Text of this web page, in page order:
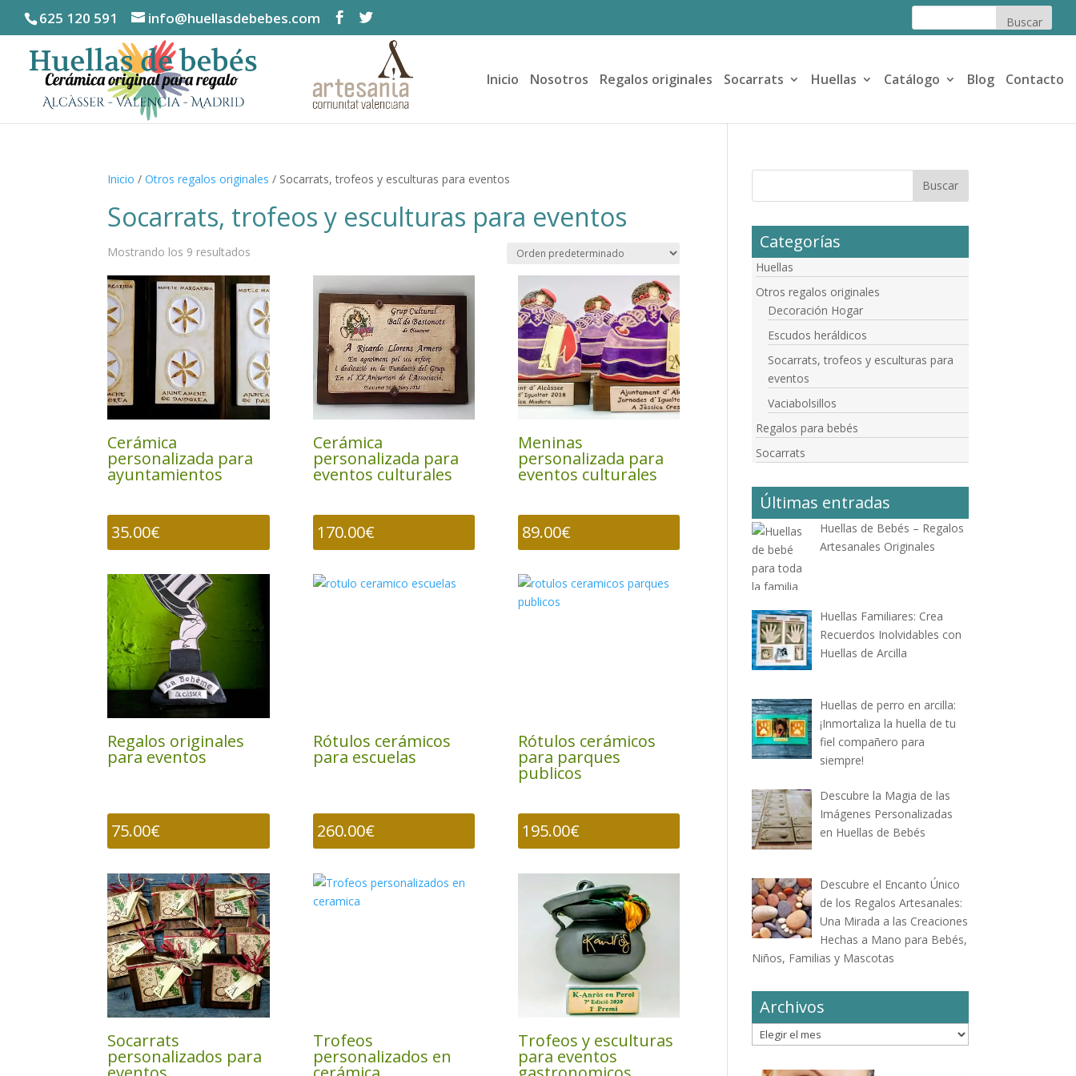
625 120 591 info@huellasdebebes.com
Inicio Nosotros Regalos originales Socarrats Huellas Catálogo Blog Contacto
Inicio /Otros regalos originales / Socarrats, trofeos y esculturas para eventos
Socarrats, trofeos y esculturas para eventos
Mostrando los 9 resultados
Cerámica
personalizada para
ayuntamientos
35.00€
Cerámica
personalizada para
eventos culturales
170.00€
Meninas
personalizada para
eventos culturales
89.00€
Regalos originales
para eventos
75.00€
Rótulos cerámicos
para escuelas
260.00€
Rótulos cerámicos
para parques
publicos
195.00€
Socarrats
personalizados para
Trofeos
personalizados en
Trofeos y esculturas
para eventos
Categorías
Huellas
Otros regalos originales
Decoración Hogar
Escudos heráldicos
Socarrats, trofeos y esculturas para
eventos
Vaciabolsillos
Regalos para bebés
Socarrats
Últimas entradas
Huellas de Bebés – Regalos
Artesanales Originales
Huellas Familiares: Crea
Recuerdos Inolvidables con
Huellas de Arcilla
Huellas de perro en arcilla:
¡Inmortaliza la huella de tu
fiel compañero para
siempre!
Descubre la Magia de las
Imágenes Personalizadas
en Huellas de Bebés
Descubre el Encanto Único
de los Regalos Artesanales:
Una Mirada a las Creaciones
Hechas a Mano para Bebés,
Niños, Familias y Mascotas
Archivos
Archivos